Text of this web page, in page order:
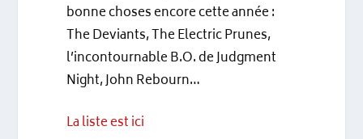
bonne choses encore cette année :
The Deviants, The Electric Prunes,
l’incontournable B.O. de Judgment
Night, John Rebourn…
La liste est ici